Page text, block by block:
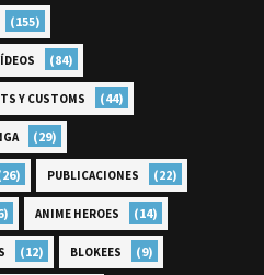
(155)
(84)
Y CUSTOMS (44)
(29)
PUBLICACIONES (22)
ANIME HEROES (14)
(12) BLOKEES (9)